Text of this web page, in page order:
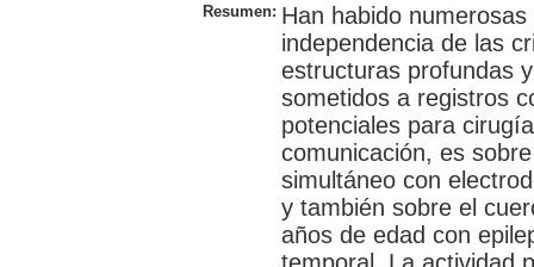
Resumen: Han habido
independencia de las
estructuras profundas
sometidos a registros
potenciales para
comunicación, es
simultáneo con
y también sobre el
años de edad con
temporal. La actividad